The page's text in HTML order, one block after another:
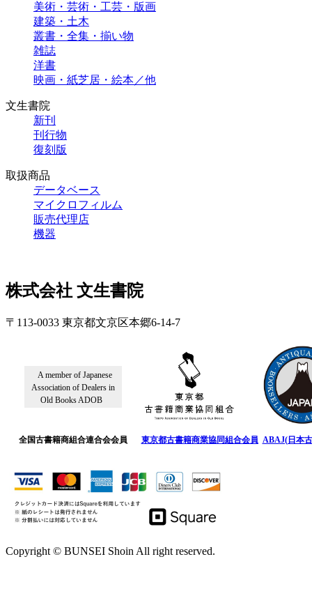
美術・芸術・工芸・版画
建築・土木
叢書・全集・揃い物
雑誌
洋書
映画・紙芝居・絵本／他
文生書院
新刊
刊行物
復刻版
取扱商品
データベース
マイクロフィルム
販売代理店
機器
株式会社 文生書院
〒113-0033 東京都文京区本郷6-14-7
A member of Japanese
Association of Dealers in
Old Books ADOB
全国古書籍商組合連合会会員 東京都古書籍商業協同組合会員 ABAJ(日本
Copyright © BUNSEI Shoin All right reserved.